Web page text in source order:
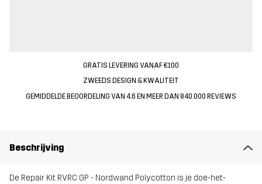
GRATIS LEVERING VANAF €100
ZWEEDS DESIGN & KWALITEIT
GEMIDDELDE BEOORDELING VAN 4.6 EN MEER DAN 840.000 REVIEWS
Beschrijving
De Repair Kit RVRC GP - Nordwand Polycotton is je doe-het-